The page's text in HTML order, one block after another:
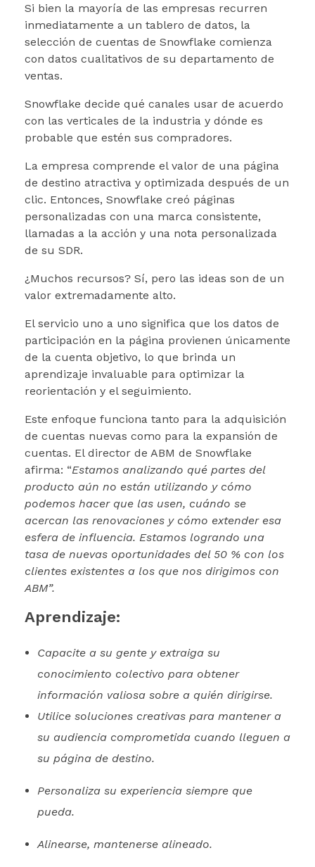
Si bien la mayoría de las empresas recurren
inmediatamente a un tablero de datos, la
selección de cuentas de Snowflake comienza
con datos cualitativos de su departamento de
ventas.
Snowflake decide qué canales usar de acuerdo
con las verticales de la industria y dónde es
probable que estén sus compradores.
La empresa comprende el valor de una página
de destino atractiva y optimizada después de un
clic. Entonces, Snowflake creó páginas
personalizadas con una marca consistente,
llamadas a la acción y una nota personalizada
de su SDR.
¿Muchos recursos? Sí, pero las ideas son de un
valor extremadamente alto.
El servicio uno a uno significa que los datos de
participación en la página provienen únicamente
de la cuenta objetivo, lo que brinda un
aprendizaje invaluable para optimizar la
reorientación y el seguimiento.
Este enfoque funciona tanto para la adquisición
de cuentas nuevas como para la expansión de
cuentas. El director de ABM de Snowflake
afirma: “Estamos analizando qué partes del
producto aún no están utilizando y cómo
podemos hacer que las usen, cuándo se
acercan las renovaciones y cómo extender esa
esfera de influencia. Estamos logrando una
tasa de nuevas oportunidades del 50 % con los
clientes existentes a los que nos dirigimos con
ABM”.
Aprendizaje:
Capacite a su gente y extraiga su
conocimiento colectivo para obtener
información valiosa sobre a quién dirigirse.
Utilice soluciones creativas para mantener a
su audiencia comprometida cuando lleguen a
su página de destino.
Personaliza su experiencia siempre que
pueda.
Alinearse, mantenerse alineado.